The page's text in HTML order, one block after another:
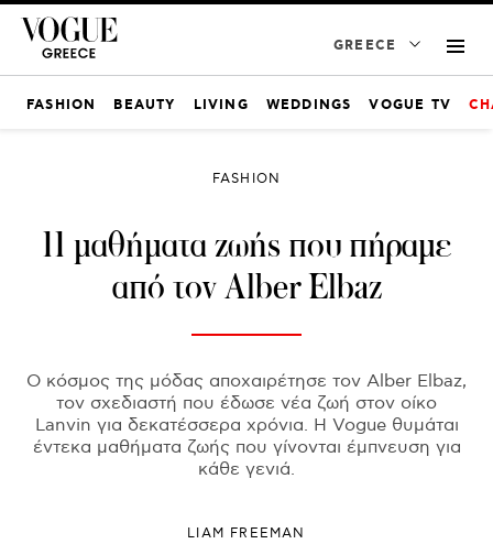
GREECE
FASHION BEAUTY LIVING WEDDINGS VOGUE TV
FASHION
11 μαθήματα ζωής που πήραμε
από τον Alber Elbaz
Ο κόσμος της μόδας αποχαιρέτησε τον Alber Elbaz,
τον σχεδιαστή που έδωσε νέα ζωή στον οίκο
Lanvin για δεκατέσσερα χρόνια. Η Vogue θυμάται
έντεκα μαθήματα ζωής που γίνονται έμπνευση για
κάθε γενιά.
LIAM FREEMAN